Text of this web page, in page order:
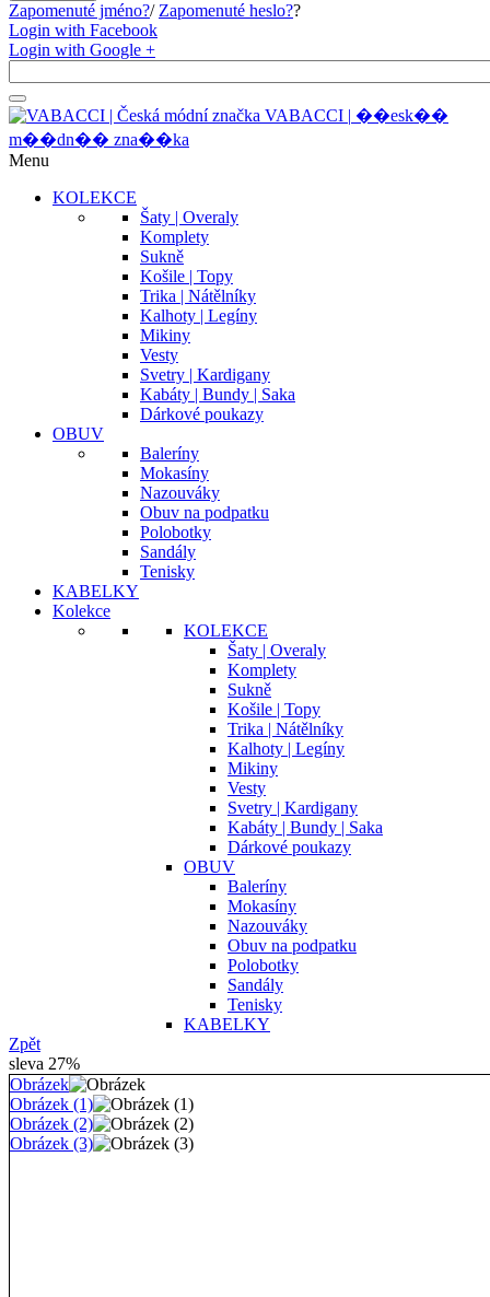
Zapomenuté jméno?/ Zapomenuté heslo??
Login with Facebook
Login with Google +
VABACCI | ��esk��
m��dn�� zna��ka
Menu
KOLEKCE
Šaty | Overaly
Komplety
Sukně
Košile | Topy
Trika | Nátělníky
Kalhoty | Legíny
Mikiny
Vesty
Svetry | Kardigany
Kabáty | Bundy | Saka
Dárkové poukazy
OBUV
Baleríny
Mokasíny
Nazouváky
Obuv na podpatku
Polobotky
Sandály
Tenisky
KABELKY
Kolekce
KOLEKCE
Šaty | Overaly
Komplety
Sukně
Košile | Topy
Trika | Nátělníky
Kalhoty | Legíny
Mikiny
Vesty
Svetry | Kardigany
Kabáty | Bundy | Saka
Dárkové poukazy
OBUV
Baleríny
Mokasíny
Nazouváky
Obuv na podpatku
Polobotky
Sandály
Tenisky
KABELKY
Zpět
sleva 27%
Obrázek
Obrázek (1)
Obrázek (2)
Obrázek (3)